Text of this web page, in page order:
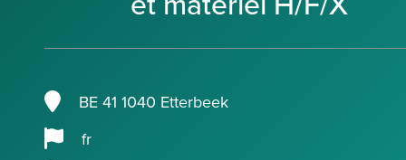
BE 41 1040 Etterbeek
fr